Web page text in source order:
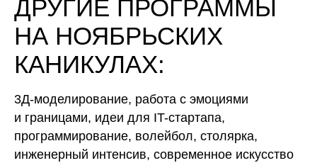
ДРУГИЕ ПРОГРАММЫ
НА НОЯБРЬСКИХ
КАНИКУЛАХ:
3Д-моделирование, работа с эмоциями
и границами, идеи для IT-стартапа,
программирование, волейбол, столярка,
инженерный интенсив, современное искусство